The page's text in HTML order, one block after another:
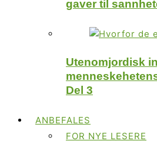
gaver til
Utenomjordisk
Del 3
ANBEFALES
FOR NYE LESERE